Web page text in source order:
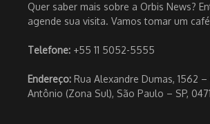
Quer saber mais sobre a Orbis News?
agende sua visita. Vamos tomar um
Telefone: +55 11 5052-5555
Endereço: Rua Alexandre Dumas, 1562
Antônio (Zona Sul), São Paulo – SP,